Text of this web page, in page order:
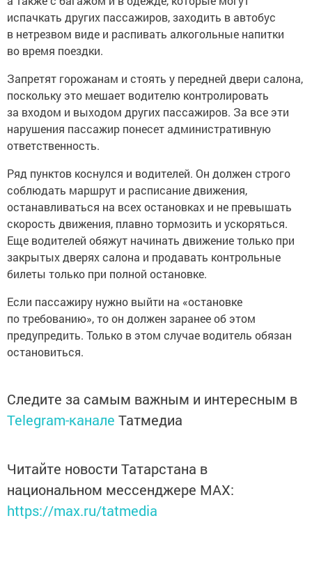
испачкать других пассажиров, заходить в автобус
в нетрезвом виде и распивать алкогольные напитки
во время поездки.
Запретят горожанам и стоять у передней двери салона,
поскольку это мешает водителю контролировать
за входом и выходом других пассажиров. За все эти
нарушения пассажир понесет административную
ответственность.
Ряд пунктов коснулся и водителей. Он должен строго
соблюдать маршрут и расписание движения,
останавливаться на всех остановках и не превышать
скорость движения, плавно тормозить и ускоряться.
Еще водителей обяжут начинать движение только при
закрытых дверях салона и продавать контрольные
билеты только при полной остановке.
Если пассажиру нужно выйти на «остановке
по требованию», то он должен заранее об этом
предупредить. Только в этом случае водитель обязан
остановиться.
Следите за самым важным и интересным в
Telegram-канале Татмедиа
Читайте новости Татарстана в
национальном мессенджере MАХ:
https://max.ru/tatmedia